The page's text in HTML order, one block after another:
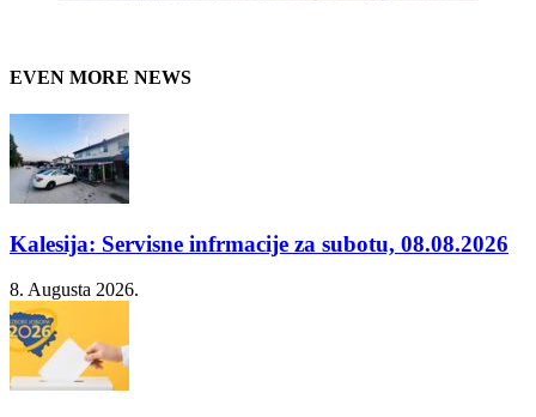
EVEN MORE NEWS
Kalesija: Servisne infrmacije za subotu, 08.08.2026
8. Augusta 2026.